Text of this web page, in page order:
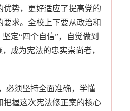
势，更好适应了提高党的
求。全校上下要从政治和
定“四个自信”，自觉做到
成为宪法的忠实崇尚者，
必须坚持全面准确，学懂
把握这次宪法修正案的核心